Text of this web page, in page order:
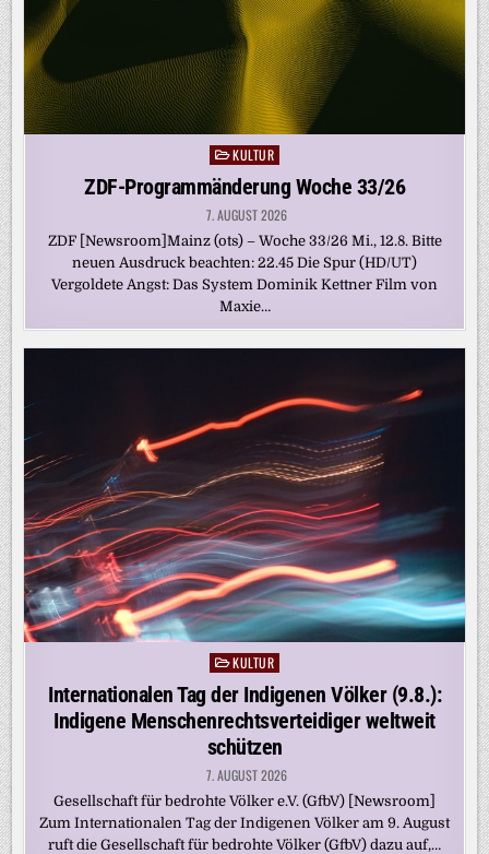
Posted
in
KULTUR
ZDF-Programmänderung Woche 33/26
7. AUGUST 2026
ZDF [Newsroom]Mainz (ots) – Woche 33/26 Mi., 12.8. Bitte
neuen Ausdruck beachten: 22.45 Die Spur (HD/UT)
Vergoldete Angst: Das System Dominik Kettner Film von
Maxie…
Posted
in
KULTUR
Internationalen Tag der Indigenen Völker (9.8.):
Indigene Menschenrechtsverteidiger weltweit
schützen
7. AUGUST 2026
Gesellschaft für bedrohte Völker e.V. (GfbV) [Newsroom]
Zum Internationalen Tag der Indigenen Völker am 9. August
ruft die Gesellschaft für bedrohte Völker (GfbV) dazu auf,…